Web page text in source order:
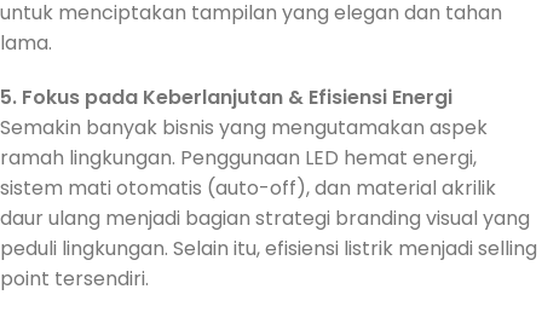
untuk menciptakan tampilan yang elegan dan tahan
lama.
5. Fokus pada Keberlanjutan & Efisiensi Energi
Semakin banyak bisnis yang mengutamakan aspek
ramah lingkungan. Penggunaan LED hemat energi,
sistem mati otomatis (auto-off), dan material akrilik
daur ulang menjadi bagian strategi branding visual yang
peduli lingkungan. Selain itu, efisiensi listrik menjadi selling
point tersendiri.